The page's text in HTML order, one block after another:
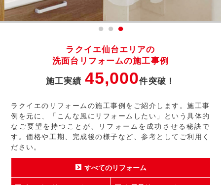
ラクイエ仙台エリアの
洗面台リフォームの施工事例
施工実績 45,000件突破！
ラクイエのリフォームの施工事例をご紹介します。施工事
例を元に、「こんな風にリフォームしたい」という具体的
なご要望を持つことが、リフォームを成功させる秘訣で
す。価格や工期、完成後の様子など、参考としてご利用く
ださい。
すべてのリフォーム